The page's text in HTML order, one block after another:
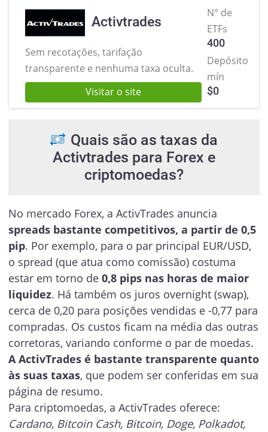
Activtrades
Sem recotações, tarifação
transparente e nenhuma taxa oculta.
Visitar o site
N° de
ETFs
400
Depósito
mín
$0
Quais são as taxas da
Activtrades para Forex e
criptomoedas?
No mercado Forex, a ActivTrades anuncia
spreads bastante competitivos, a partir de 0,5
pip. Por exemplo, para o par principal EUR/USD,
o spread (que atua como comissão) costuma
estar em torno de 0,8 pips nas horas de maior
liquidez. Há também os juros overnight (swap),
cerca de 0,20 para posições vendidas e -0,77 para
compradas. Os custos ficam na média das outras
corretoras, variando conforme o par de moedas.
A ActivTrades é bastante transparente quanto
às suas taxas, que podem ser conferidas em sua
página de resumo.
Para criptomoedas, a ActivTrades oferece:
Cardano, Bitcoin Cash, Bitcoin, Doge, Polkadot,